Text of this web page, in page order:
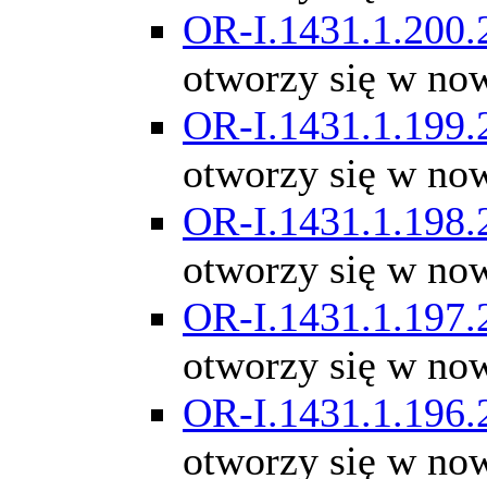
OR-
otworzy się w
OR-
otworzy się w
OR-
otworzy się w
OR-
otworzy się w
OR-
otworzy się w